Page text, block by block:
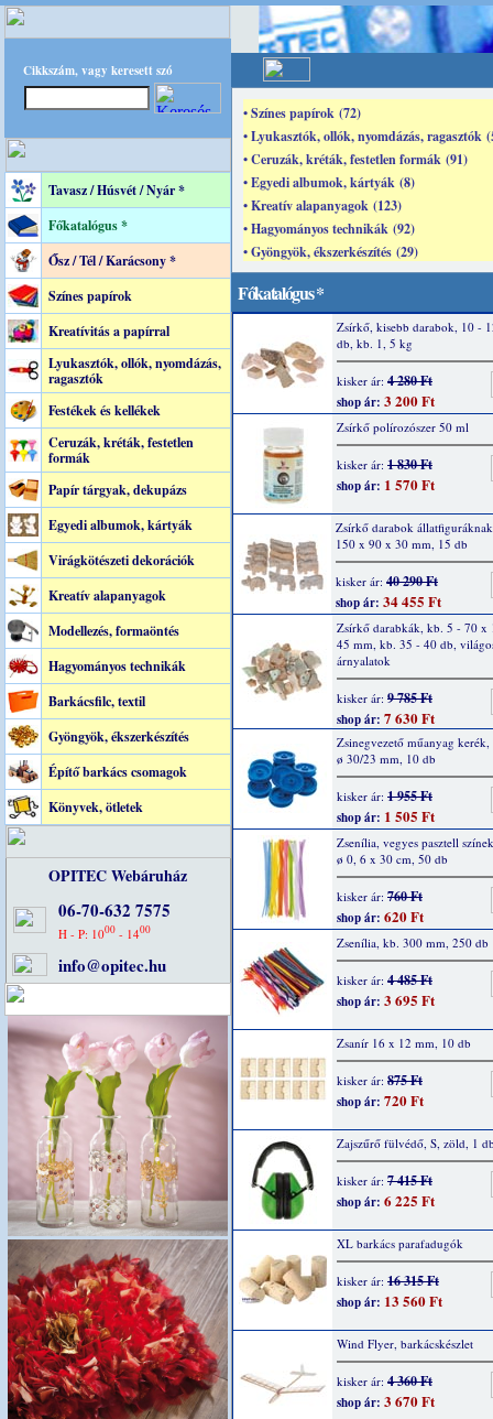
Cikkszám, vagy keresett szó
Tavasz / Húsvét / Nyár *
Főkatalógus *
Ősz / Tél / Karácsony *
Színes papírok
Kreatívitás a papírral
Lyukasztók, ollók, nyomdázás,
ragasztók
Festékek és kellékek
Ceruzák, kréták, festetlen
formák
Papír tárgyak, dekupázs
Egyedi albumok, kártyák
Virágkötészeti dekorációk
Kreatív alapanyagok
Modellezés, formaöntés
Hagyományos technikák
Barkácsfilc, textil
Gyöngyök, ékszerkészítés
Építő barkács csomagok
Könyvek, ötletek
OPITEC Webáruház
06-70-632 7575
H - P: 1000- 1400
info@opitec.hu
• Színes papírok (72)
• Lyukasztók, ollók, nyomdázás, ragasztók
• Ceruzák, kréták, festetlen formák (91)
• Egyedi albumok, kártyák (8)
• Kreatív alapanyagok (123)
• Hagyományos technikák (92)
• Gyöngyök, ékszerkészítés (29)
Főkatalógus *
Zsírkő, kisebb darabok, 10 -
db, kb. 1, 5 kg
kisker ár: 4 280 Ft
shop ár: 3 200 Ft
Zsírkő polírozószer 50 ml
kisker ár: 1 830 Ft
shop ár: 1 570 Ft
Zsírkő darabok
150 x 90 x 30 mm, 15 db
kisker ár: 40 290 Ft
shop ár: 34 455 Ft
Zsírkő darabkák, kb. 5 - 70 x
45 mm, kb. 35 - 40 db,
árnyalatok
kisker ár: 9 785 Ft
shop ár: 7 630 Ft
Zsinegvezető műanyag
ø 30/23 mm, 10 db
kisker ár: 1 955 Ft
shop ár: 1 505 Ft
Zsenília, vegyes pasztell
ø 0, 6 x 30 cm, 50 db
kisker ár: 760 Ft
shop ár: 620 Ft
Zsenília, kb. 300 mm, 250 db
kisker ár: 4 485 Ft
shop ár: 3 695 Ft
Zsanír 16 x 12 mm, 10 db
kisker ár: 875 Ft
shop ár: 720 Ft
Zajszűrő fülvédő, S, zöld, 1
kisker ár: 7 415 Ft
shop ár: 6 225 Ft
XL barkács parafadugók
kisker ár: 16 315 Ft
shop ár: 13 560 Ft
Wind Flyer, barkácskészlet
kisker ár: 4 360 Ft
shop ár: 3 670 Ft